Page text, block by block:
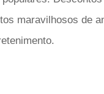
maravilhosos de